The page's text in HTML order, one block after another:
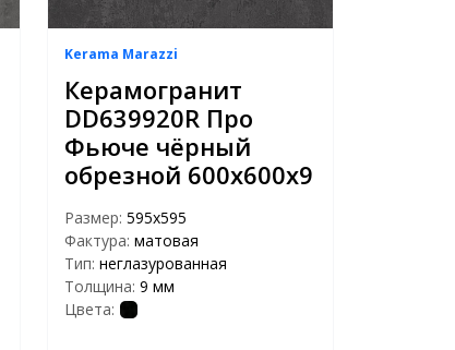
Kerama Marazzi
Керамогранит
DD639920R Про
Фьюче чёрный
обрезной 600х600х9
Размер: 595x595
Фактура: матовая
Тип: неглазурованная
Толщина: 9 мм
Цвета: